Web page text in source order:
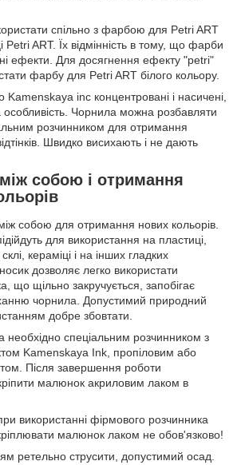
спільно з фарбою для Petri ART
Petri ART. Їх відмінність в тому, що фарби
ефекти. Для досягнення ефекту "petri"
фарбу для Petri ART білого кольору.
inc концентровані і насичені,
особливість. Чорнила можна розбавляти
розчинником для отримання
Швидко висиxають і не дають
собою і отримання
собою для отримання нових кольорів.
для використання на пластиці,
кераміці і на інших гладких
дозволяє легко використати
що щільно закручується, запобігає
чорнила. Допустимий природний
добре збовтати.
необхідно спеціальним розчинником з
Kamenskaya Ink, пропіловим або
Після завершення роботи
малюнок акриловим лаком в
використанні фірмового розчинника
малюнок лаком не обов'язково!
ретельно струсити, допустимий осад.